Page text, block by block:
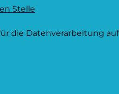
Stelle
die Datenverarbeitung auf